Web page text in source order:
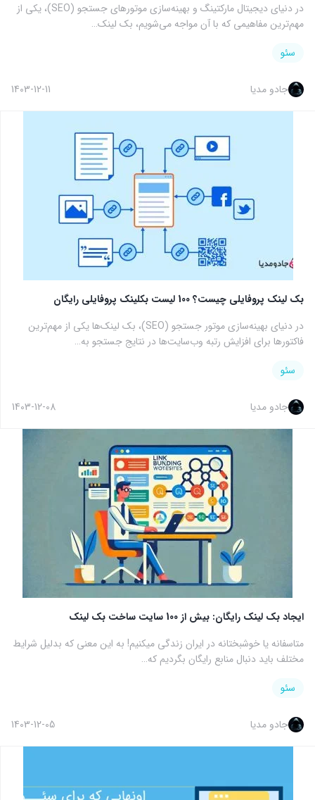
در دنیای دیجیتال مارکتینگ و بهینه‌سازی موتورهای جستجو (SEO)، یکی از
مهم‌ترین مفاهیمی که با آن مواجه می‌شویم، بک لینک…
سئو
جادو مدیا 1403-12-11
بک لینک پروفایلی چیست؟ 100 لیست بکلینک پروفایلی رایگان
در دنیای بهینه‌سازی موتور جستجو (SEO)، بک لینک‌ها یکی از مهم‌ترین
فاکتورها برای افزایش رتبه وب‌سایت‌ها در نتایج جستجو به…
سئو
جادو مدیا 1403-12-08
ایجاد بک لینک رایگان: بیش از 100 سایت ساخت بک لینک
متاسفانه یا خوشبختانه در ایران زندگی میکنیم! به این معنی که بدلیل شرایط
مختلف باید دنبال منابع رایگان بگردیم که…
سئو
جادو مدیا 1403-12-05